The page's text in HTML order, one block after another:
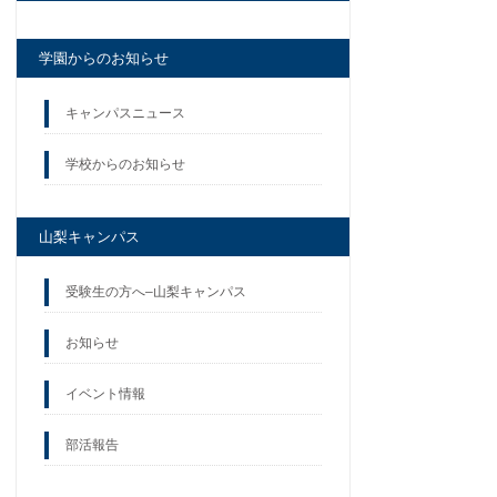
学園からのお知らせ
キャンパスニュース
学校からのお知らせ
山梨キャンパス
受験生の方へ–山梨キャンパス
お知らせ
イベント情報
部活報告